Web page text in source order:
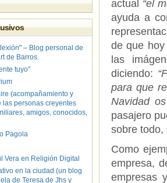
actual “el
ayuda a
de que
las
diciendo:
para que
Navidad
pasajero
sobre todo,
Como
empresa,
empresas
– Blog personal de
de Barros.
tuyo"
(acompañamiento y
las personas creyentes
amigos, conocidos,
Pagola
Vera en Religión Digital
en la ciudad (un blog
de Teresa de Jhs y